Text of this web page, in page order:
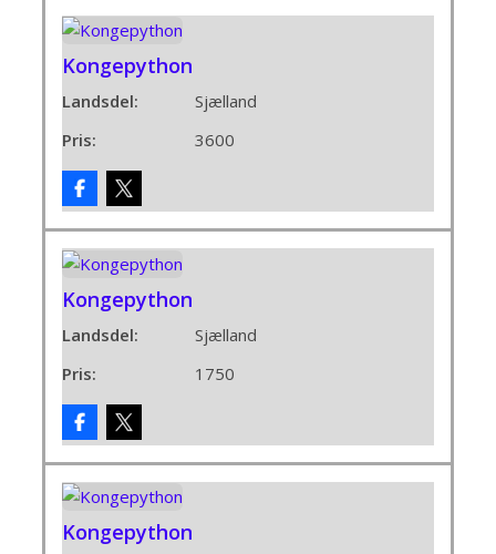
Kongepython
Landsdel:
Sjælland
Pris:
3600
Kongepython
Landsdel:
Sjælland
Pris:
1750
Kongepython